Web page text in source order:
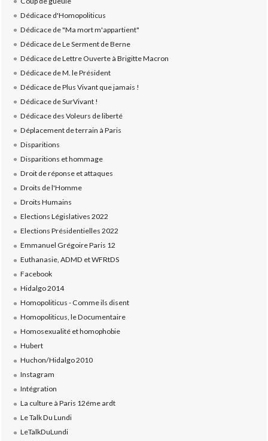
Dédicace d'Homopoliticus
Dédicace de "Ma mort m'appartient"
Dédicace de Le Serment de Berne
Dédicace de Lettre Ouverte à Brigitte Macron
Dédicace de M. le Président
Dédicace de Plus Vivant que jamais !
Dédicace de SurVivant !
Dédicace des Voleurs de liberté
Déplacement de terrain à Paris
Disparitions
Disparitions et hommage
Droit de réponse et attaques
Droits de l'Homme
Droits Humains
Elections Législatives 2022
Elections Présidentielles 2022
Emmanuel Grégoire Paris 12
Euthanasie, ADMD et WFRtDS
Facebook
Hidalgo 2014
Homopoliticus - Comme ils disent
Homopoliticus, le Documentaire
Homosexualité et homophobie
Hubert
Huchon/Hidalgo 2010
Instagram
Intégration
La culture à Paris 12éme ardt
Le Talk Du Lundi
LeTalkDuLundi